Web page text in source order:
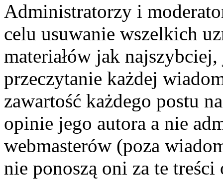
Administratorzy i
celu usuwanie wszelkich
materiałów jak
przeczytanie każdej
zawartość każdego postu
opinie jego autora a nie
webmasterów (poza
nie ponoszą oni za te